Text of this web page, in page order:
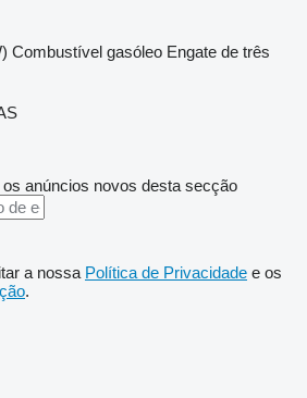
Combustível gasóleo Engate de três
anúncios novos desta secção
a nossa Política de Privacidade e os
.